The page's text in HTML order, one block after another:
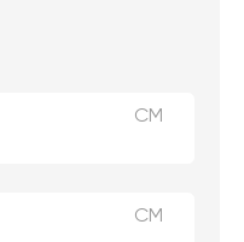
СМ
СМ